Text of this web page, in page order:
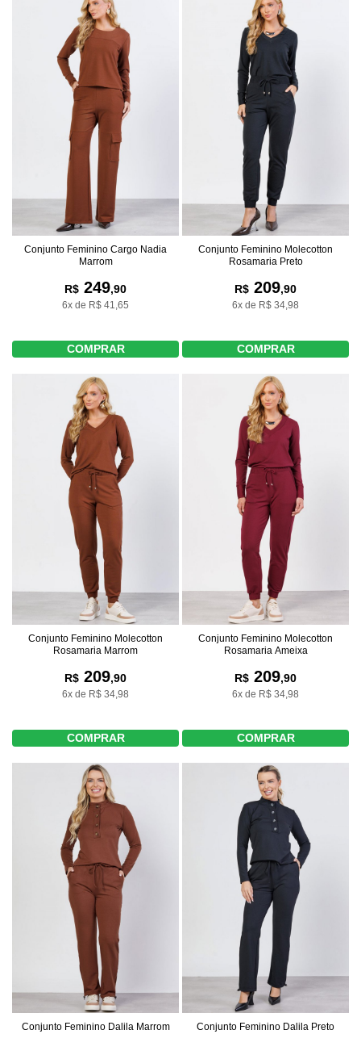
Conjunto Feminino Cargo Nadia
Marrom
R$ 249,90
6x de R$ 41,65
COMPRAR
Conjunto Feminino Molecotton
Rosamaria Preto
R$ 209,90
6x de R$ 34,98
COMPRAR
Conjunto Feminino Molecotton
Rosamaria Marrom
R$ 209,90
6x de R$ 34,98
COMPRAR
Conjunto Feminino Molecotton
Rosamaria Ameixa
R$ 209,90
6x de R$ 34,98
COMPRAR
Conjunto Feminino Dalila Marrom Conjunto Feminino Dalila Preto